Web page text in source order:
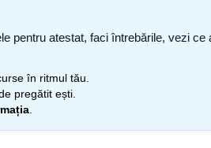
pentru atestat, faci întrebările, vezi
în ritmul tău.
pregătit ești.